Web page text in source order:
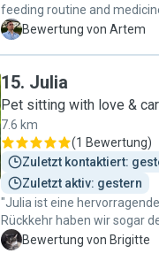
feeding routine and
Our usually cautious cat
need arise again."
A Bewertung von Artem
15. Julia
Pet sitting with love &
7.6 km
(1 Bewertung)
Zuletzt kontaktiert:
Zuletzt aktiv: gestern
"Julia ist eine
Rückkehr haben wir sogar
unsere Katze, Julia vermisst
B Bewertung von Brigitte